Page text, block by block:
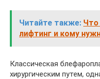
Читайте также: Что
лифтинг и кому
Классическая
хирургическим путем,